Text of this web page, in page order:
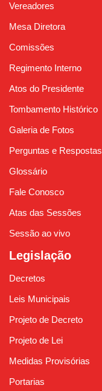
Vereadores
Mesa Diretora
Comissões
Regimento Interno
Atos do Presidente
Tombamento Histórico
Galeria de Fotos
Perguntas e Respostas
Glossário
Fale Conosco
Atas das Sessões
Sessão ao vivo
Legislação
Decretos
Leis Municipais
Projeto de Decreto
Projeto de Lei
Medidas Provisórias
Portarias